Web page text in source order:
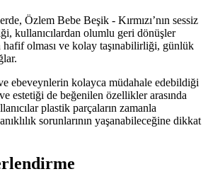
Özlem Bebe Beşik - Kırmızı’nın sessiz
kullanıcılardan olumlu geri dönüşler
hafif olması ve kolay taşınabilirliği, günlük
ebeveynlerin kolayca müdahale edebildiği
estetiği de beğenilen özellikler arasında
plastik parçaların zamanla
sorunlarının yaşanabileceğine dikkat